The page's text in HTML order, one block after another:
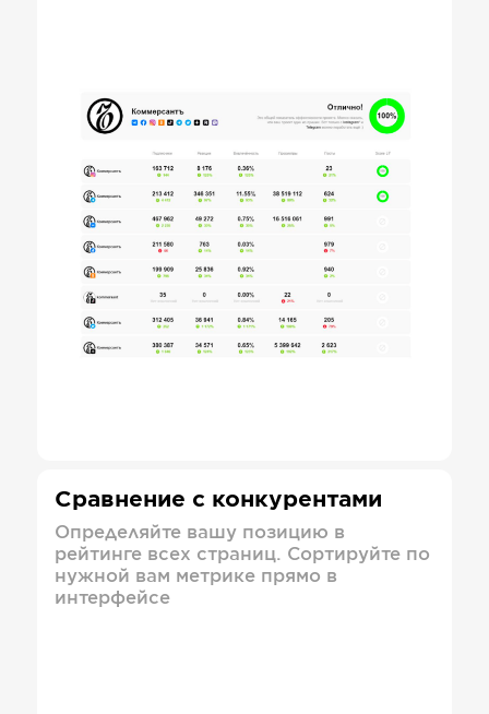
Сравнение с конкурентами
Определяйте вашу позицию в
рейтинге всех страниц. Сортируйте по
нужной вам метрике прямо в
интерфейсе